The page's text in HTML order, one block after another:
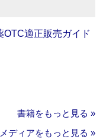
OTC適正販売ガイド
書籍をもっと見る »
ディアをもっと見る »